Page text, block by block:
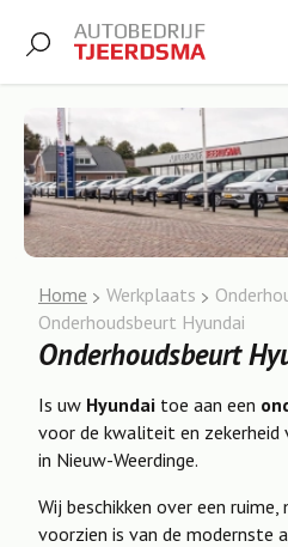
Home Werkplaats
Onderhoudsbeurt Hyundai
Onderhoudsbeurt
Is uw Hyundai toe aan een
voor de kwaliteit en zekerheid
in Nieuw-Weerdinge.
Wij beschikken over een
voorzien is van de modernste